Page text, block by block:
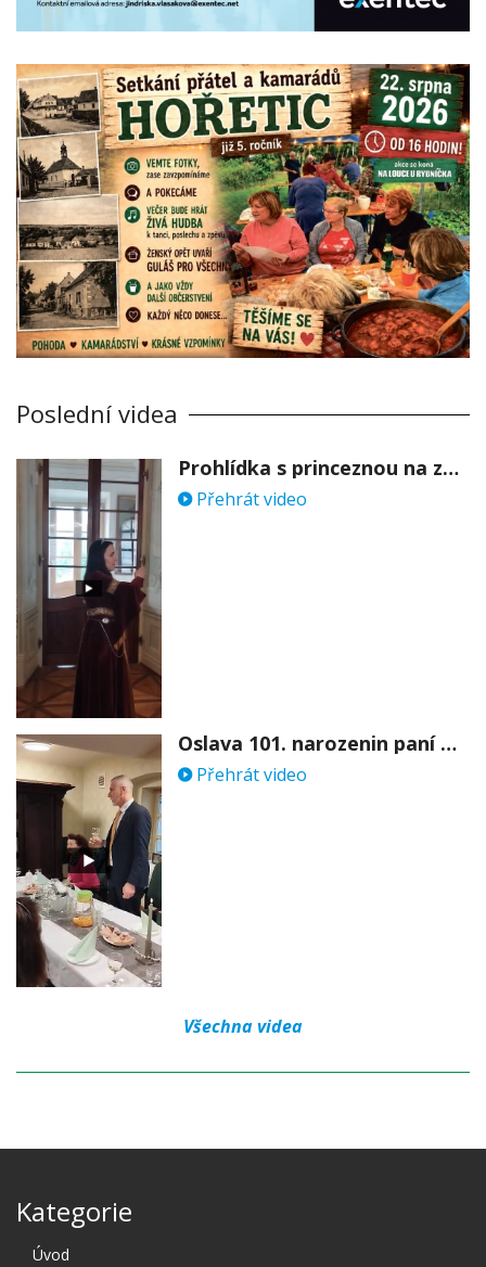
Poslední videa
Prohlídka s princeznou na zámku Stekník
Přehrát video
Oslava 101. narozenin paní Věry Skořepové
Přehrát video
Všechna videa
Kategorie
Úvod